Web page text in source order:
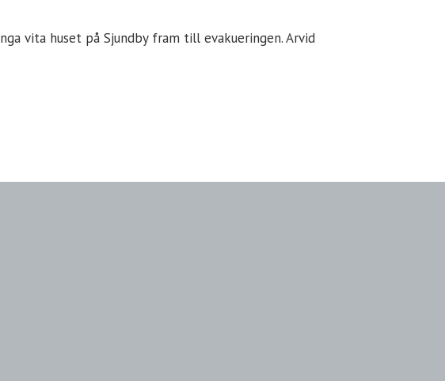
vita huset på Sjundby fram till evakueringen. Arvid